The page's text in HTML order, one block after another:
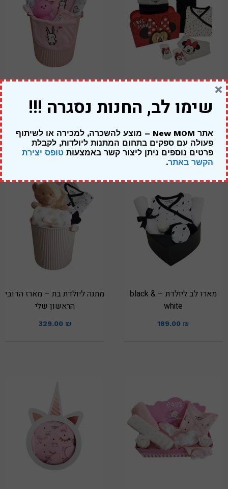
מתנה ליולדת בת – מיני מאוס
מזוודה אדומה
319.00 ₪
מארז לב ליולדת – black &
white
189.00 ₪
מתנה ליולדת בת – מארז הדובי
הראשון שלי
329.00 ₪
שימו לב, החנות נסגרה !!!
אתר New MOM – מוצע להשכרה, למכירה או לשיתוף
פעולה עם ספקים בתחום המתנות ליולדות, לקבלת
פרטים נוספים ניתן ליצור קשר באמצעות טופס יצירת
הקשר באתר.
×